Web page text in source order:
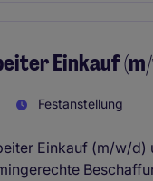
Einkauf
Festanstellung
Einkauf (m/w/d)